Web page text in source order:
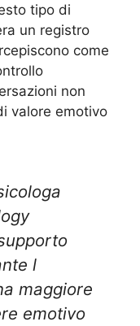
tipo di
un registro
come
non
valore emotivo
l
maggiore
emotivo